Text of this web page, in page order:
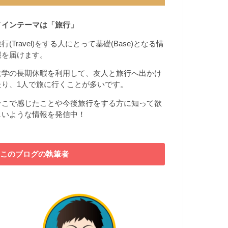
ンテーマは「旅行」
行(Travel)をする人にとって基礎(Base)となる情
届けます。
学の長期休暇を利用して、友人と旅行へ出かけ
、1人で旅に行くことが多いです。
こで感じたことや今後旅行をする方に知って欲
ような情報を発信中！
このブログの執筆者